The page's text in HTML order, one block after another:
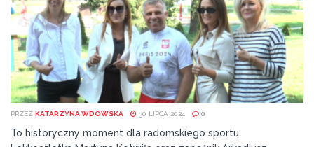
PRZEZ KATARZYNA WDOWSKA 30 LIPCA 2024 0
To historyczny moment dla radomskiego sportu.